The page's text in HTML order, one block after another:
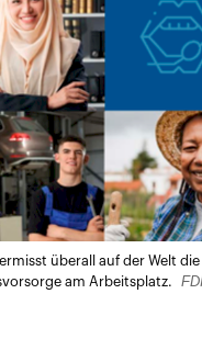
überall auf der Welt
am Arbeitsplatz.